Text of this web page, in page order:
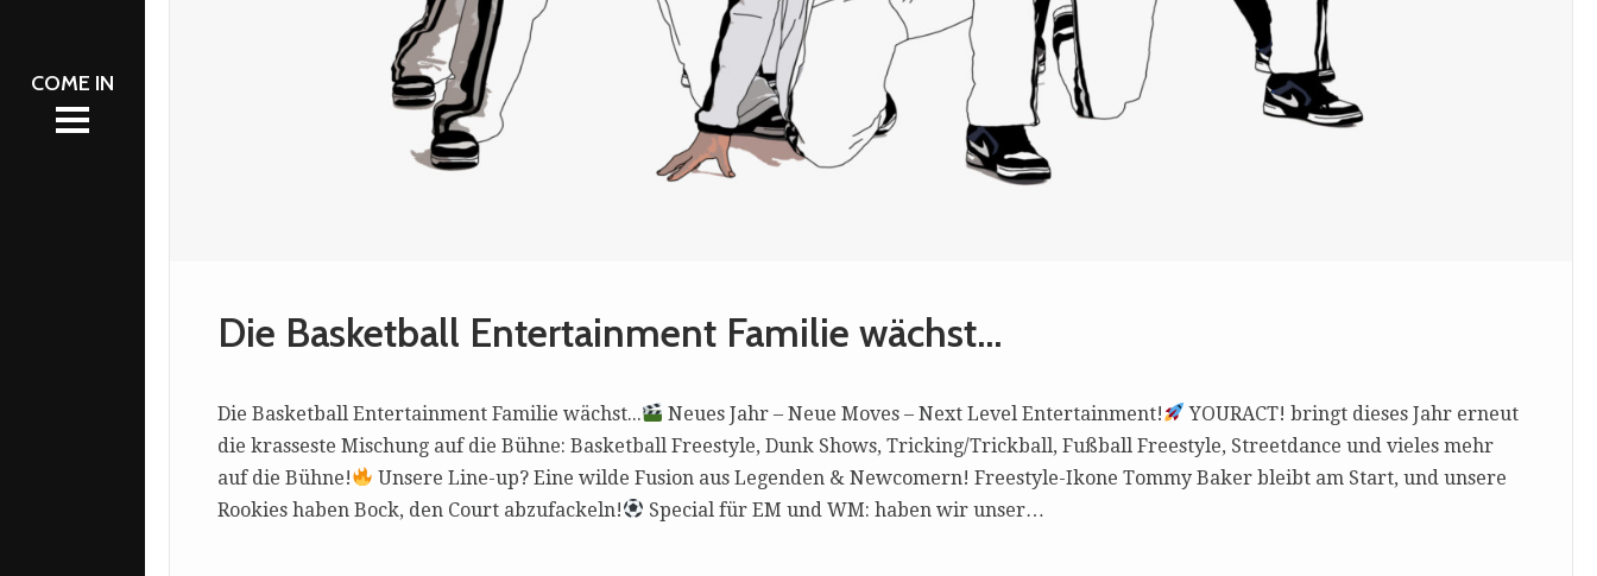
2026
Die Basketball Entertainment Familie wächst…
Die Basketball Entertainment Familie wächst... Neues Jahr – Neue Moves – Next Level Entertainment!
YOURACT! bringt dieses Jahr erneut
die krasseste Mischung auf die Bühne: Basketball Freestyle, Dunk Shows, Tricking/Trickball, Fußball Freestyle, Streetdance und vieles mehr
auf die Bühne!
Unsere Line-up? Eine wilde Fusion aus Legenden & Newcomern! Freestyle-Ikone Tommy Baker bleibt am Start, und unsere
Rookies haben Bock, den Court abzufackeln!
Special für EM und WM: haben wir unser…